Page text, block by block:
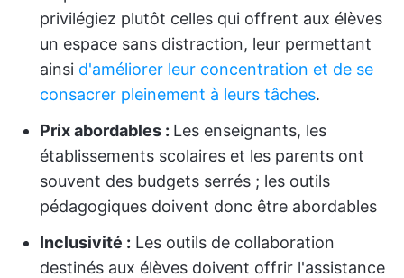
privilégiez plutôt celles qui offrent aux élèves
un espace sans distraction, leur permettant
ainsi d'améliorer leur concentration et de se
consacrer pleinement à leurs tâches.
Prix abordables : Les enseignants, les
établissements scolaires et les parents ont
souvent des budgets serrés ; les outils
pédagogiques doivent donc être abordables
Inclusivité : Les outils de collaboration
destinés aux élèves doivent offrir l'assistance